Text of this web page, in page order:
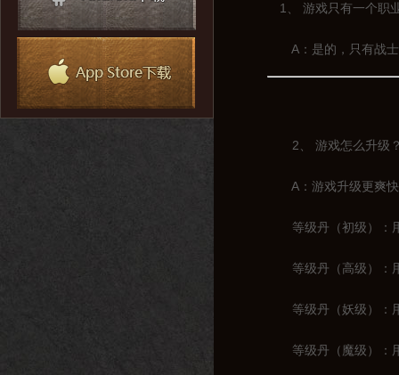
1、 游戏只有一个职
A：是的，只有战士
2、 游戏怎么升级
A：游戏升级更爽快
等级丹（初级）：
等级丹（高级）：
等级丹（妖级）：
等级丹（魔级）：